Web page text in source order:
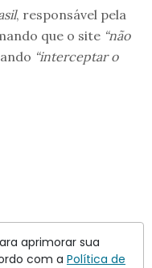
, responsável pela
que o site “não
“interceptar o
aprimorar sua
com a Política de